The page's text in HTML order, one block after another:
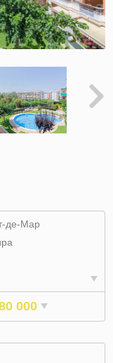
де-Мар
000